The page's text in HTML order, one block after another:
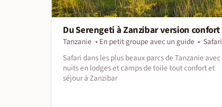
Du Serengeti à Zanzibar version confort
Tanzanie En petit groupe avec un guide
Safari
Safari dans les plus beaux parcs de Tanzanie avec
nuits en lodges et camps de toile tout confort et
séjour à Zanzibar